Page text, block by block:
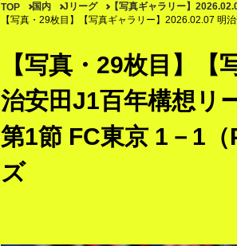
TOP 国内 Jリーグ
【写真ギャラリー】
【写真・29枚目】【写真ギャラリー】2026.02.07 明
【写真・29枚目】
治安田J1百年構想リ
第1節 FC東京 1－1
ズ